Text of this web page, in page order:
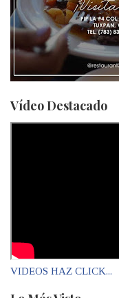
Vídeo Destacado
VIDEOS HAZ CLICK...